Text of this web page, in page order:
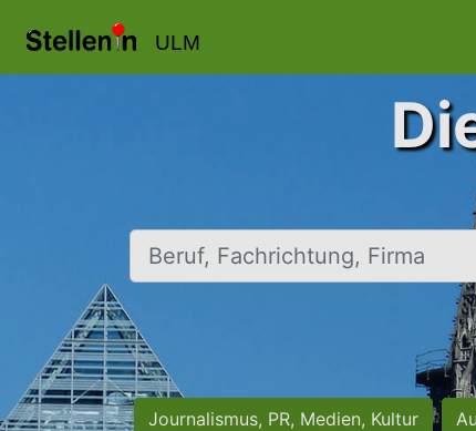
ULM
Beruf, Fachrichtung, Firma
Journalismus, PR, Medien, Kultur